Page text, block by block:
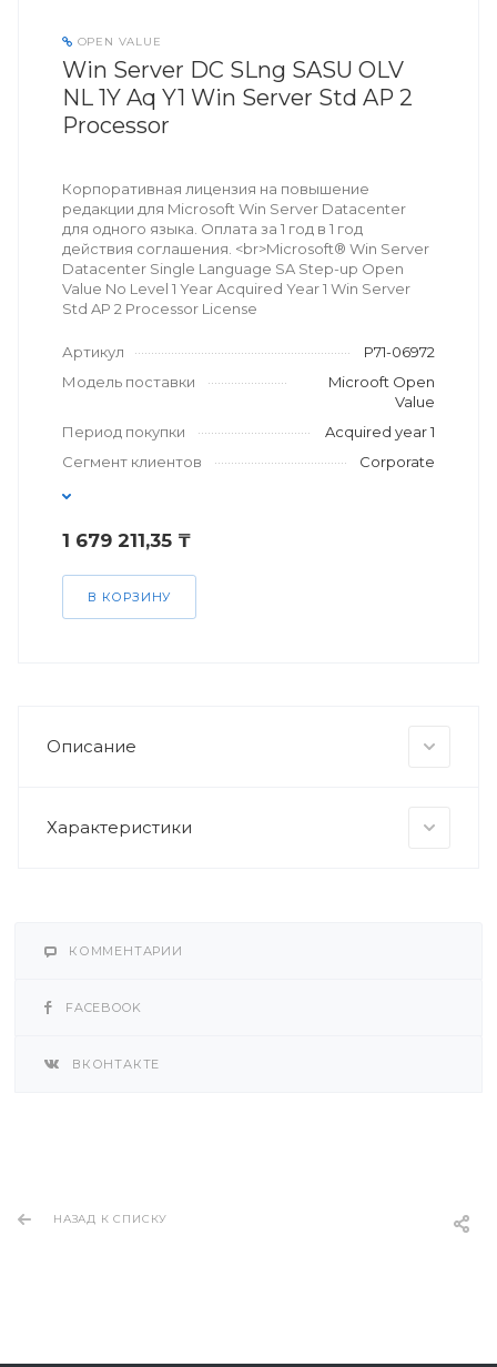
OPEN VALUE
Win Server DC SLng SASU OLV
NL 1Y Aq Y1 Win Server Std AP 2
Processor
Корпоративная лицензия на повышение
редакции для Microsoft Win Server Datacenter
для одного языка. Оплата за 1 год в 1 год
действия соглашения. <br>Microsoft® Win Server
Datacenter Single Language SA Step-up Open
Value No Level 1 Year Acquired Year 1 Win Server
Std AP 2 Processor License
Артикул
P71-06972
Модель поставки
Microoft Open
Value
Период покупки
Acquired year 1
Сегмент клиентов
Corporate
1 679 211,35 ₸
В КОРЗИНУ
Описание
Характеристики
КОММЕНТАРИИ
FACEBOOK
ВКОНТАКТЕ
НАЗАД К СПИСКУ